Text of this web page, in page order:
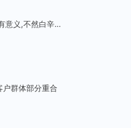
意义,不然白辛…
群体部分重合